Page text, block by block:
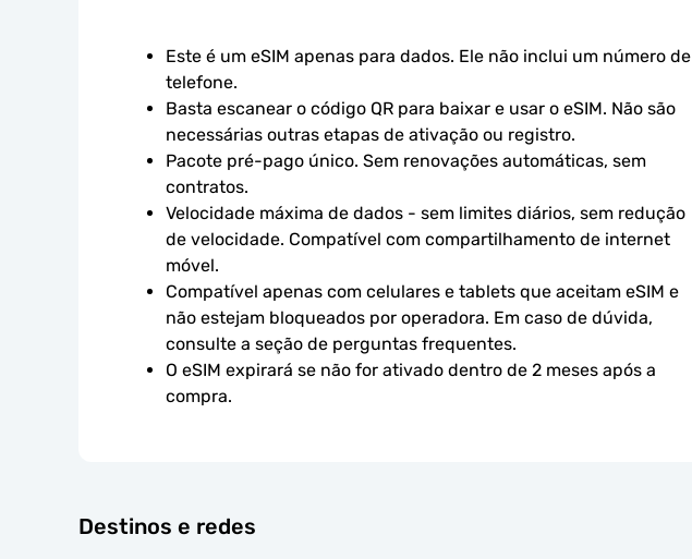
Este é um eSIM apenas para dados. Ele não inclui um número de
telefone.
Basta escanear o código QR para baixar e usar o eSIM. Não são
necessárias outras etapas de ativação ou registro.
Pacote pré-pago único. Sem renovações automáticas, sem
contratos.
Velocidade máxima de dados - sem limites diários, sem redução
de velocidade. Compatível com compartilhamento de internet
móvel.
Compatível apenas com celulares e tablets que aceitam eSIM e
não estejam bloqueados por operadora. Em caso de dúvida,
consulte a seção de perguntas frequentes.
O eSIM expirará se não for ativado dentro de 2 meses após a
compra.
Destinos e redes